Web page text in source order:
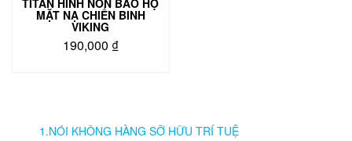
MẶT NẠ CHIẾN BINH
VIKING
190,000 ₫
1.NÓI KHÔNG HÀNG SỠ HỮU TRÍ TUỆ